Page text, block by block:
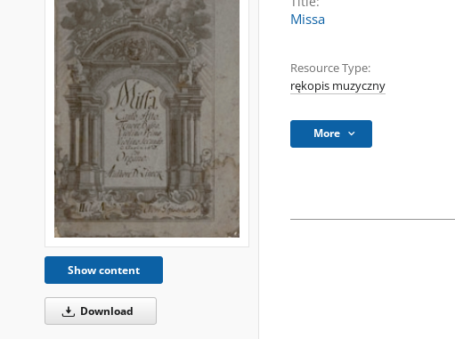
Show content
Download
Missa
Resource Type:
rękopis muzyczny
More